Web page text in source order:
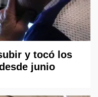
y tocó los
junio